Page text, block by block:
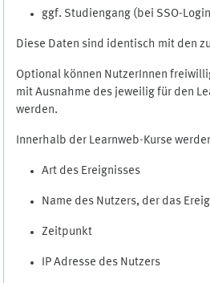
ggf. Studiengang (bei SSO-
Diese Daten sind identisch mit den
Optional können NutzerInnen
mit Ausnahme des jeweilig für den
werden.
Innerhalb der Learnweb-Kurse
Art des Ereignisses
Name des Nutzers, der das
Zeitpunkt
IP Adresse des Nutzers